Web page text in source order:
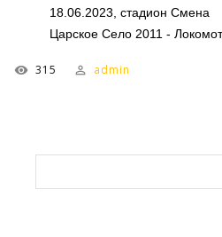
18.06.2023, стадион Смена
Царское Село 2011 -
315 admin